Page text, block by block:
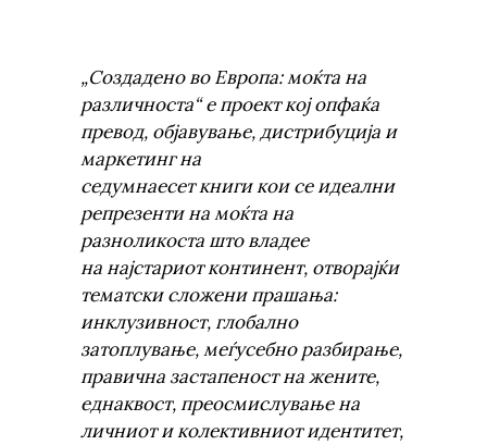
„Создадено во Европа: моќта на
различноста“е проекткој опфаќа
превод, објавување, дистрибуција и
маркетинг на
седумнаесеткнигикои сеидеални
репрезенти на моќта на
разноликоста што владее
нанајстариотконтинент, отворајќи
тематски сложени прашања:
инклузивност, глобално
затоплување, меѓусебно разбирање,
правична застапеност на жените,
еднаквост, преосмислување на
личниот и колективниот идентитет,